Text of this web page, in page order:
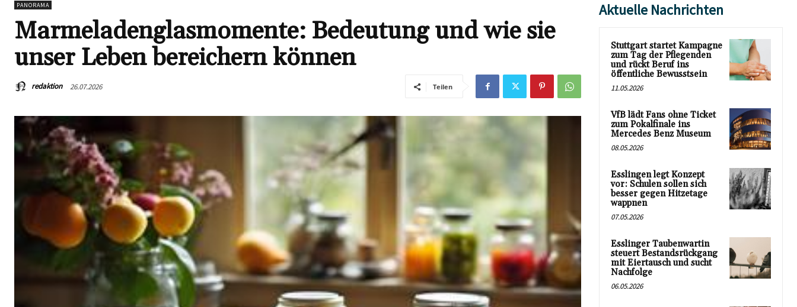
PANORAMA
Marmeladenglasmomente: Bedeutung und wie sie
unser Leben bereichern können
redaktion 26.07.2026 Teilen
Aktuelle Nachrichten
Stuttgart startet Kampagne
zum Tag der Pflegenden
und rückt Beruf ins
öffentliche Bewusstsein
11.05.2026
VfB lädt Fans ohne Ticket
zum Pokalfinale ins
Mercedes Benz Museum
08.05.2026
Esslingen legt Konzept
vor: Schulen sollen sich
besser gegen Hitzetage
wappnen
07.05.2026
Esslinger Taubenwartin
steuert Bestandsrückgang
mit Eiertausch und sucht
Nachfolge
06.05.2026